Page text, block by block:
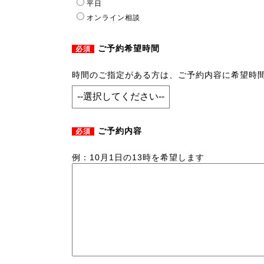
平日
オンライン相談
必須 ご予約希望時間
時間のご指定がある方は、ご予約内容に希望時
必須 ご予約内容
例：10月1日の13時を希望します